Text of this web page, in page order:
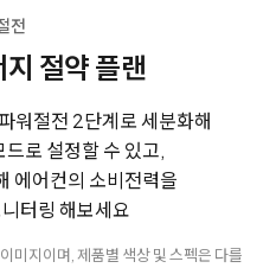
전
절약 플랜
워절전 2단계로 세분화해
로 설정할 수 있고,
에어컨의 소비전력을
터링 해보세요
미지이며, 제품별 색상 및 스펙은 다를